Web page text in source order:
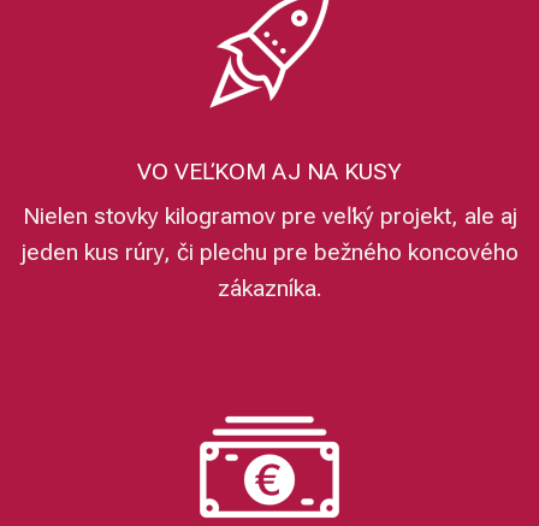
VO VEĽKOM AJ NA KUSY
Nielen stovky kilogramov pre veľký projekt, ale aj
jeden kus rúry, či plechu pre bežného koncového
zákazníka.